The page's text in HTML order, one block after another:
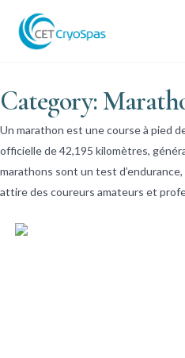
Category:
Un marathon est une course à pied
officielle de 42,195 kilomètres,
marathons sont un test
attire des coureurs amateurs et